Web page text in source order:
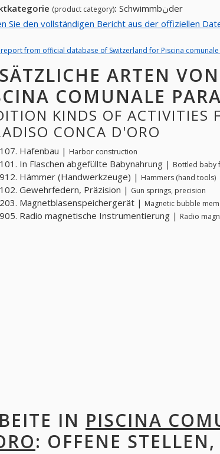
(product category):
Schwimmbنder
Sie den vollständigen Bericht aus der offiziellen
from official database of Switzerland for Piscina
ARTEN
COMUNALE
KINDS OF ACTIVITIES
CONCA D'ORO
Hafenbau | Harbor construction
In Flaschen abgefüllte Babynahrung | Bottled baby
Hämmer (Handwerkzeuge) | Hammers (hand tools)
Gewehrfedern, Präzision | Gun springs, precision
Magnetblasenspeichergerät | Magnetic bubble
Radio magnetische Instrumentierung | Radio
IN PISCINA
: OFFENE